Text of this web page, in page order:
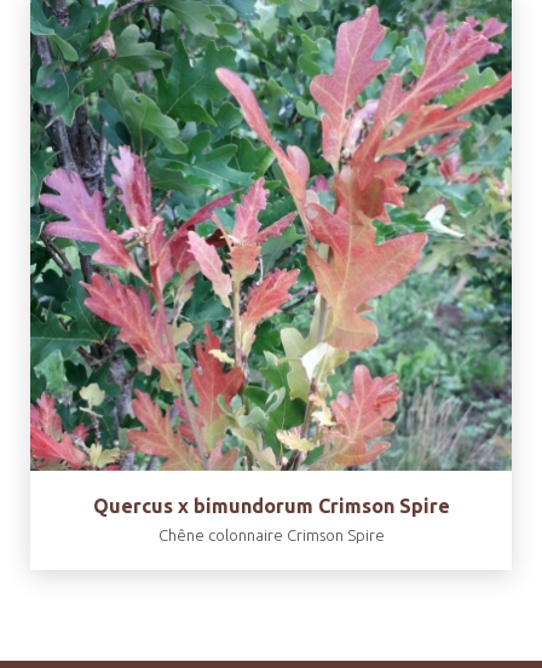
Quercus x bimundorum Crimson Spire
Chêne colonnaire Crimson Spire